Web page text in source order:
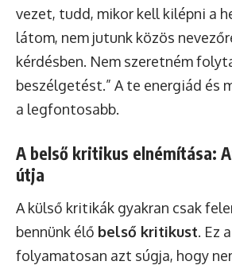
vezet, tudd, mikor kell kilépni a
látom, nem jutunk közös
kérdésben. Nem szeretném
beszélgetést.” A te energiád és
a legfontosabb.
A belső kritikus elnémítása:
útja
A külső kritikák gyakran csak
bennünk élő belső kritikust. Ez
folyamatosan azt súgja, hogy